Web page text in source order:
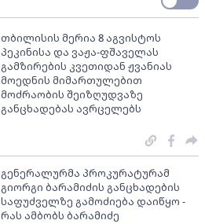
თბილისის მერია 8 აგვისტოს
პეკინისა და ვაჟა-ფშაველას
გამზირების კვეთიდან ჟვანიას
მოედნის მიმართულებით
მოძრაობის შეიზღუდვაზე
განცხადებას ავრცელებს
გენერალურმა პროკურატურამ
გიორგი ბარამიძის განცხადების
საფუძველზე გამოძიება დაიწყო -
რას ამბობს ბარამიძე